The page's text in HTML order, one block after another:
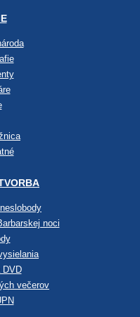
noci
DVD
večerov